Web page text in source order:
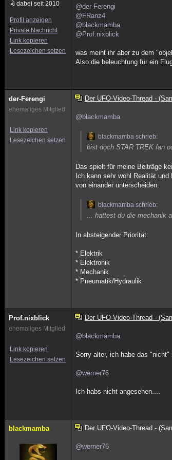
dabei seit 2010
Profil anzeigen
Private Nachricht
Link kopieren
Lesezeichen setzen
@der-Ferengi
@FRanz4
@blackmamba
@Prof.nixblick
was meint ihr aber zu dem
Also die beleuchtung für ein
der-Ferengi
ehemaliges Mitglied
Link kopieren
Lesezeichen setzen
Der UFO-Video-Thread -
@blackmamba
blackmamba schrieb:
bist doch STAR TREK fan
Das spielt für meine Beiträge
Ich kann sehr wohl Realität und
von einander unterscheiden.
blackmamba schrieb:
... hattest du die mechanik
In absteigender Priorität:
* Elektrik
* Elektronik
* Mechanik
* Pneumatik/Hydraulik
Prof.nixblick
ehemaliges Mitglied
Link kopieren
Lesezeichen setzen
Der UFO-Video-Thread -
@blackmamba
Sorry alter, ich habe das "nicht"
@werner76
Ich habs nicht angesehen....
blackmamba Der UFO-Video-Thread -
@werner76